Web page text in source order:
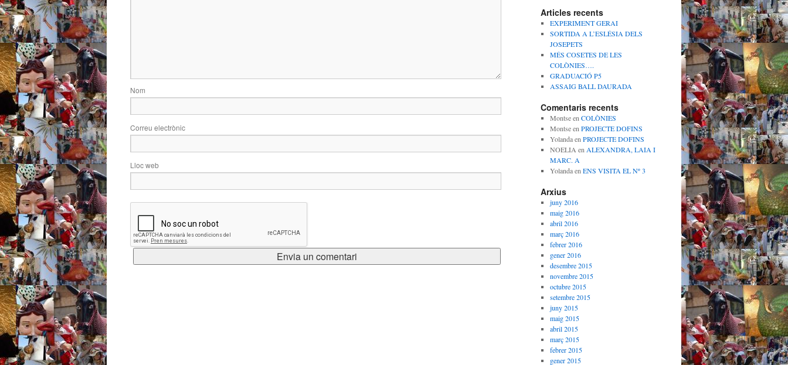
Nom
Correu electrònic
Lloc web
Articles recents
EXPERIMENT GERAI
SORTIDA A L’ESLÉSIA DELS
JOSEPETS
MÉS COSETES DE LES
COLÒNIES….
GRADUACIÓ P5
ASSAIG BALL DAURADA
Comentaris recents
MontseenCOLÒNIES
MontseenPROJECTE DOFINS
YolandaenPROJECTE DOFINS
NOELIA enALEXANDRA, LAIA I
MARC. A
YolandaenENS VISITA EL Nº 3
Arxius
juny 2016
maig 2016
abril 2016
març 2016
febrer 2016
gener 2016
desembre 2015
novembre 2015
octubre 2015
setembre 2015
juny 2015
maig 2015
abril 2015
març 2015
febrer 2015
gener 2015